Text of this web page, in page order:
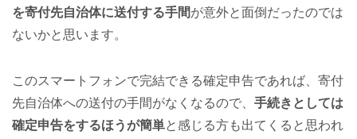
を寄付先自治体に送付する手間が意外と面倒だったのでは
ないかと思います。
このスマートフォンで完結できる確定申告であれば、寄付
先自治体への送付の手間がなくなるので、 手続きとしては
確定申告をするほうが簡単と感じる方も出てくると思われ